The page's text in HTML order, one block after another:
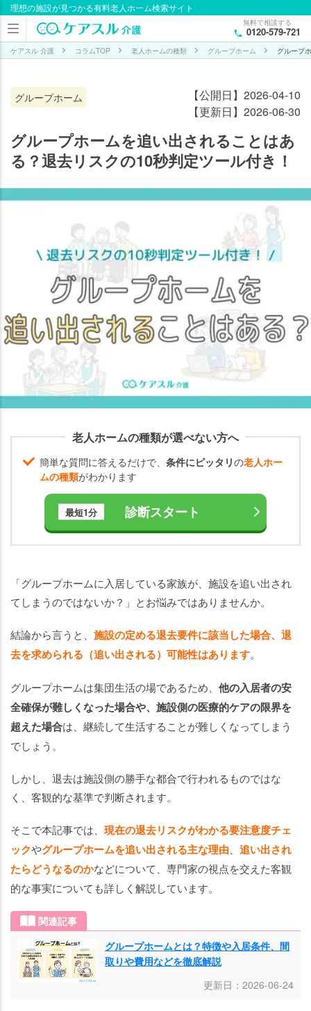
理想の施設が見つかる有料老人ホーム検索サイト
無料で相談する
0120-579-721
ケアスル 介護 コラムTOP 老人ホームの種類 グループホーム グループ
グループホーム
【公開日】2026-04-10
【更新日】2026-06-30
グループホームを追い出されることはあ
る？退去リスクの10秒判定ツール付き！
老人ホームの種類が選べない方へ
簡単な質問に答えるだけで、 条件にピッタリの老人ホー
ムの種類がわかります
最短1分 診断スタート
「グループホームに入居している家族が、施設を追い出され
てしまうのではないか？」とお悩みではありませんか。
結論から言うと、 施設の定める退去要件に該当した場合、退
去を求められる（追い出される）可能性はあります。
グループホームは集団生活の場であるため、 他の入居者の安
全確保が難しくなった場合や、施設側の医療的ケアの限界を
超えた場合は、継続して生活することが難しくなってしまう
でしょう。
しかし、退去は施設側の勝手な都合で行われるものではな
く、客観的な基準で判断されます。
そこで本記事では、 現在の退去リスクがわかる要注意度チェ
ックやグループホームを追い出される主な理由
追い出され
たらどうなるのかなどについて、専門家の視点を交えた客観
的な事実についても詳しく解説しています。
関連記事
グループホームとは？特徴や入居条件、間
取りや費用などを徹底解説
更新日：2026-06-24
目次
グル
ープ
ムを
追い
れる
こと
はあ
る？
断】
グル
ープ
ホー
ムの
退去
の要
注意
度チ
ェッ
ク
【専
門家
解
説】
ープ
ホー
ある
追い
れる
理由
グル
ープ
ホー
ムを
追い
れた
らど
る？
グ
ル
ー
プ
ホ
ー
ム
の